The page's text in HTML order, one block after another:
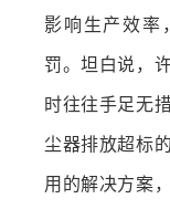
影响生产效率
罚。坦白说，
时往往手足无
尘器排放超标
用的解决方案